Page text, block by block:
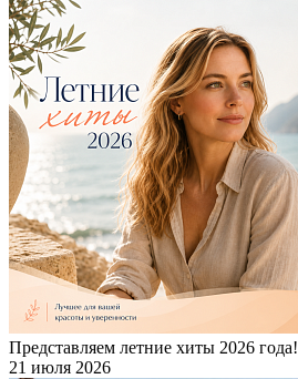
Представляем летние хиты 2026 года!
21 июля 2026